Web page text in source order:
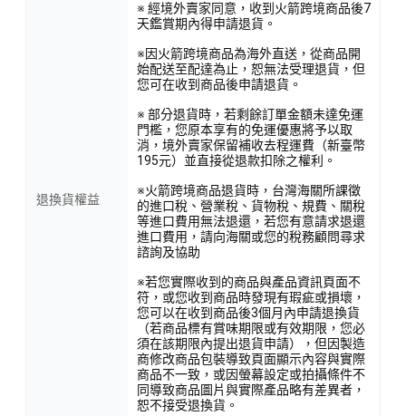
退換貨權益
※ 經境外賣家同意，收到火箭跨境商品後7
天鑑賞期內得申請退貨。
※因火箭跨境商品為海外直送，從商品開
始配送至配達為止，恕無法受理退貨，但
您可在收到商品後申請退貨。
※ 部分退貨時，若剩餘訂單金額未達免運
門檻，您原本享有的免運優惠將予以取
消，境外賣家保留補收去程運費（新臺幣
195元）並直接從退款扣除之權利。
※火箭跨境商品退貨時，台灣海關所課徵
的進口稅、營業稅、貨物稅、規費、關稅
等進口費用無法退還，若您有意請求退還
進口費用，請向海關或您的稅務顧問尋求
諮詢及協助
※若您實際收到的商品與產品資訊頁面不
符，或您收到商品時發現有瑕疵或損壞，
您可以在收到商品後3個月內申請退換貨
（若商品標有賞味期限或有效期限，您必
須在該期限內提出退貨申請），但因製造
商修改商品包裝導致頁面顯示內容與實際
商品不一致，或因螢幕設定或拍攝條件不
同導致商品圖片與實際產品略有差異者，
恕不接受退換貨。